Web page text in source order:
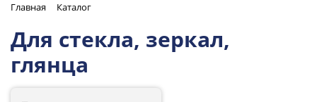
Главная Каталог
Для стекла, зеркал,
глянца